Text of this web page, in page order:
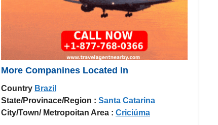
More Companines Located In
Country Brazil
State/Provinace/Region : Santa Catarina
City/Town/ Metropoitan Area : Criciúma